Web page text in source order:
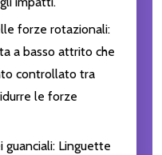
forze rotazionali:
a basso attrito che
controllato tra
le forze
guanciali: Linguette